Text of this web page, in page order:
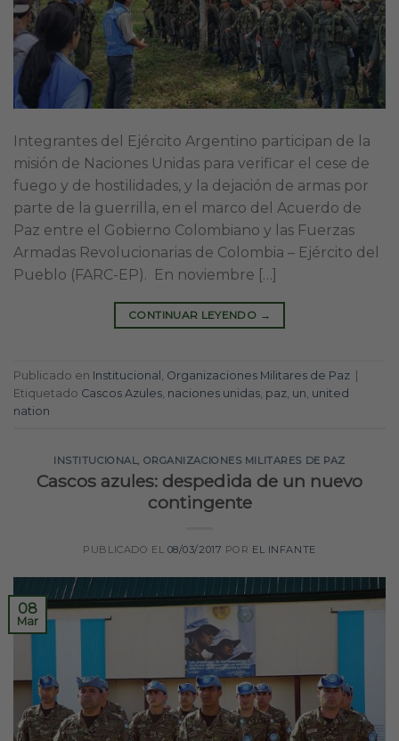
Integrantes del Ejército Argentino participan de la
misión de Naciones Unidas para verificar el cese de
fuego y de hostilidades, y la dejación de armas por
parte de la guerrilla, en el marco del Acuerdo de
Paz entre el Gobierno Colombiano y las Fuerzas
Armadas Revolucionarias de Colombia – Ejército del
Pueblo (FARC-EP). En noviembre […]
CONTINUAR LEYENDO →
Publicado en Institucional , Organizaciones Militares de Paz
Etiquetado Cascos Azules, naciones unidas, paz, un, united
nation
INSTITUCIONAL ORGANIZACIONES MILITARES DE PAZ
Cascos azules: despedida de un nuevo
contingente
PUBLICADO EL 08/03/2017 POR EL INFANTE
08
Mar